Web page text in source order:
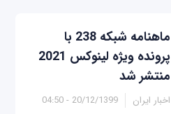
ماهنامه شبکه 238 با
پرونده ویژه لینوکس 2021
منتشر شد
اخبار ایران 20/12/1399 - 04:50